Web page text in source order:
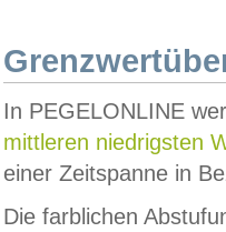
In PEGELONLINE
mittleren niedrigsten
einer Zeitspanne in
Die farblichen